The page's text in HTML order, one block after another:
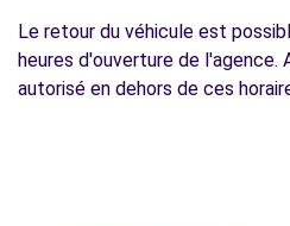
Le retour du véhicule est
heures d'ouverture de l'agence.
autorisé en dehors de ces